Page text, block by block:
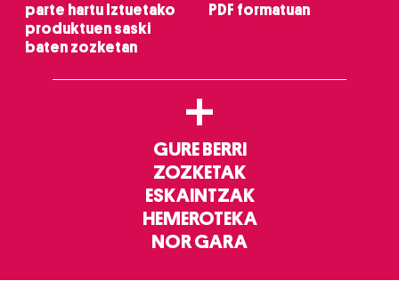
parte hartu Iztuetako
produktuen saski
baten zozketan
PDF formatuan
+
GURE BERRI
ZOZKETAK
ESKAINTZAK
HEMEROTEKA
NOR GARA